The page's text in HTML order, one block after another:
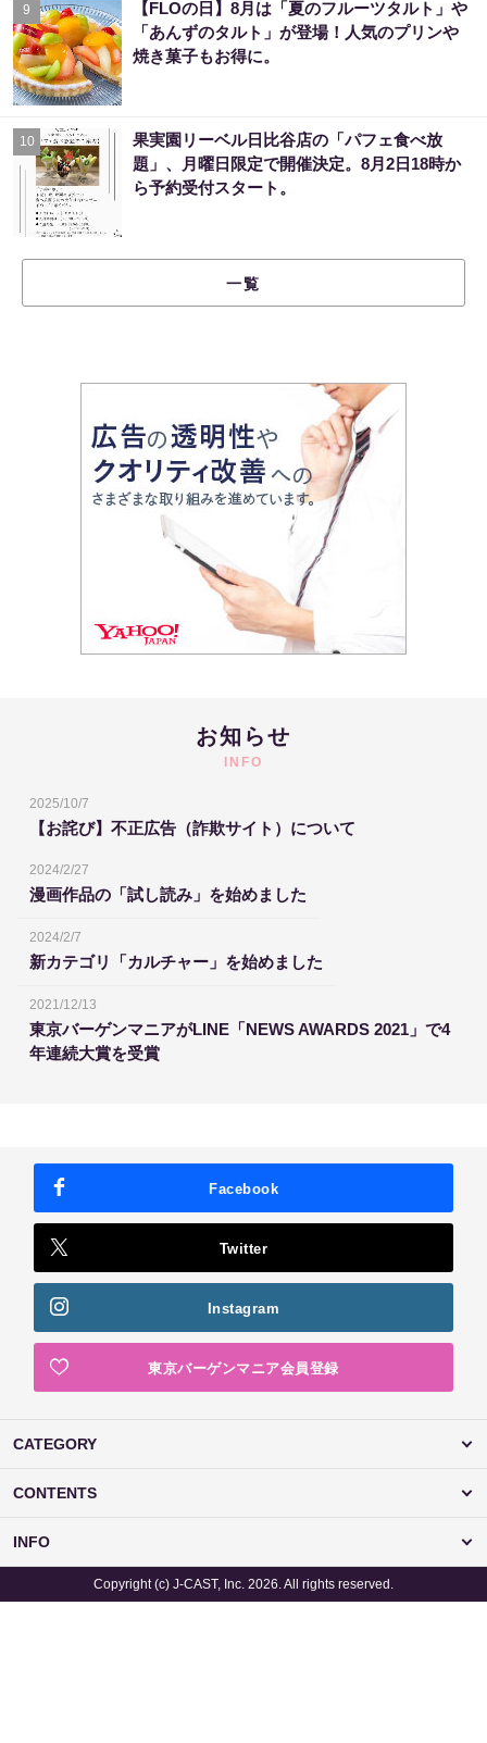
9
【FLOの日】8月は「夏のフルーツタルト」や
「あんずのタルト」が登場！人気のプリンや
焼き菓子もお得に。
10
果実園リーベル日比谷店の「パフェ食べ放
題」、月曜日限定で開催決定。8月2日18時か
ら予約受付スタート。
一覧
お知らせ
INFO
2025/10/7
【お詫び】不正広告（詐欺サイト）について
2024/2/27
漫画作品の「試し読み」を始めました
2024/2/7
新カテゴリ「カルチャー」を始めました
2021/12/13
東京バーゲンマニアがLINE「NEWS AWARDS 2021」で4
年連続大賞を受賞
Facebook
Twitter
Instagram
東京バーゲンマニア会員登録
CATEGORY
CONTENTS
INFO
Copyright (c) J-CAST, Inc. 2026. All rights reserved.